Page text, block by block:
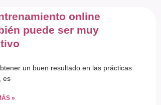
online
puede ser muy
un buen resultado en las prácticas
es
»